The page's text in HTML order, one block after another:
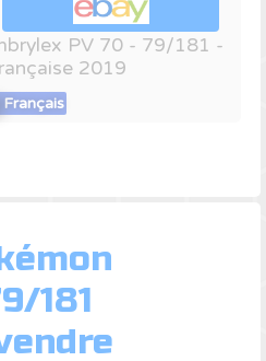
PV 70 - 79/181 -
2019
Français
181